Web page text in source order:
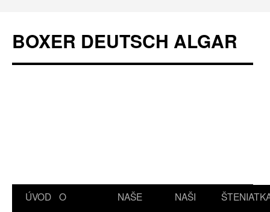
obsahu
webu
BOXER DEUTSCH ALGAR
ÚVOD O
NAŠE
NAŠI